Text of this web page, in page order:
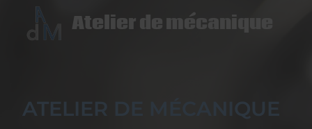
ATELIER DE MÉCANIQUE
Atelier de mécanique